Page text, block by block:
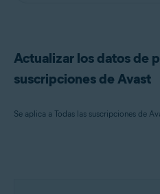
Actualizar los datos de
suscripciones de Avast